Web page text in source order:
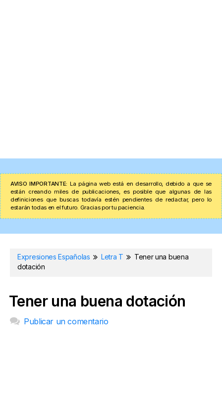
AVISO IMPORTANTE: La página web está en desarrollo, debido a que se
están creando miles de publicaciones, es posible que algunas de las
definiciones que buscas todavía estén pendientes de redactar, pero lo
estarán todas en el futuro. Gracias por tu paciencia.
Expresiones Españolas Letra T
Tener una buena
dotación
Tener una buena dotación
Publicar un comentario